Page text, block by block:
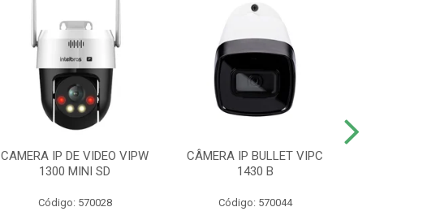
CAMERA IP DE VIDEO VIPW
1300 MINI SD
Código: 570028
CÂMERA IP BULLET VIPC
1430 B
Código: 570044